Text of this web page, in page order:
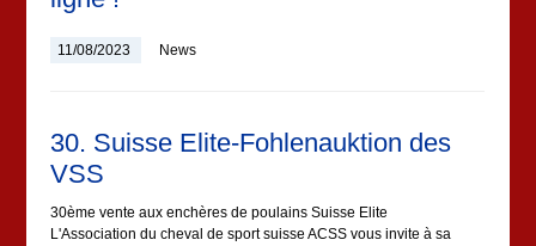
11/08/2023 News
30. Suisse Elite-Fohlenauktion des
VSS
30ème vente aux enchères de poulains Suisse Elite
L'Association du cheval de sport suisse ACSS vous invite à sa